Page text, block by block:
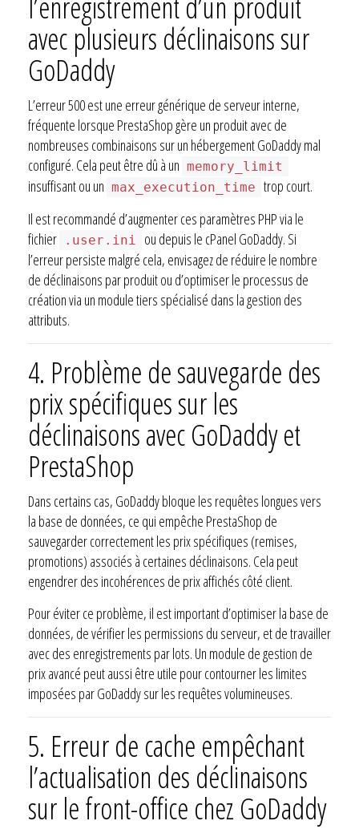
avec plusieurs déclinaisons sur
GoDaddy
L’erreur 500 est une erreur générique de serveur interne,
fréquente lorsque PrestaShop gère un produit avec de
nombreuses combinaisons sur un hébergement GoDaddy mal
configuré. Cela peut être dû à un memory_limit
insuffisant ou un max_execution_time trop court.
Il est recommandé d’augmenter ces paramètres PHP via le
fichier
.user.ini
ou depuis le cPanel GoDaddy. Si
l’erreur persiste malgré cela, envisagez de réduire le nombre
de déclinaisons par produit ou d’optimiser le processus de
création via un module tiers spécialisé dans la gestion des
attributs.
4. Problème de sauvegarde des
prix spécifiques sur les
déclinaisons avec GoDaddy et
PrestaShop
Dans certains cas, GoDaddy bloque les requêtes longues vers
la base de données, ce qui empêche PrestaShop de
sauvegarder correctement les prix spécifiques (remises,
promotions) associés à certaines déclinaisons. Cela peut
engendrer des incohérences de prix affichés côté client.
Pour éviter ce problème, il est important d’optimiser la base de
données, de vérifier les permissions du serveur, et de travailler
avec des enregistrements par lots. Un module de gestion de
prix avancé peut aussi être utile pour contourner les limites
imposées par GoDaddy sur les requêtes volumineuses.
5. Erreur de cache empêchant
l’actualisation des déclinaisons
sur le front-office chez GoDaddy